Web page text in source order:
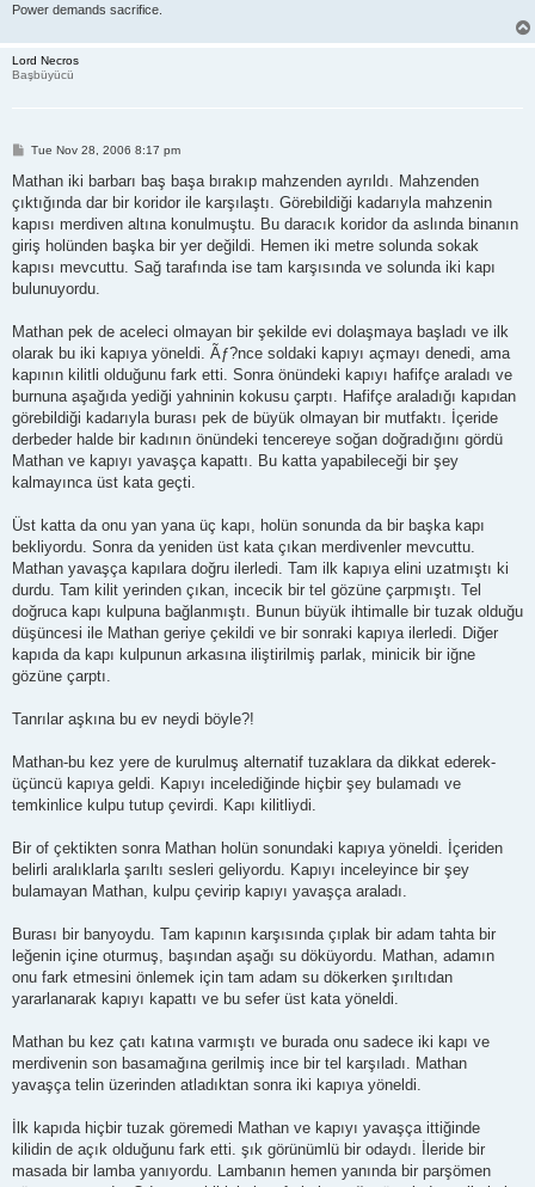
Power demands sacrifice.
Lord Necros
Başbüyücü
P
s
Tue Nov 28, 2006 8:17 pm
Mathan iki barbarı baş başa bırakıp mahzenden ayrıldı. Mahzenden
çıktığında dar bir koridor ile karşılaştı. Görebildiği kadarıyla mahzenin
kapısı merdiven altına konulmuştu. Bu daracık koridor da aslında binanın
giriş holünden başka bir yer değildi. Hemen iki metre solunda sokak
kapısı mevcuttu. Sağ tarafında ise tam karşısında ve solunda iki kapı
bulunuyordu.
Mathan pek de aceleci olmayan bir şekilde evi dolaşmaya başladı ve ilk
olarak bu iki kapıya yöneldi. Ãƒ?nce soldaki kapıyı açmayı denedi, ama
kapının kilitli olduğunu fark etti. Sonra önündeki kapıyı hafifçe araladı ve
burnuna aşağıda yediği yahninin kokusu çarptı. Hafifçe araladığı kapıdan
görebildiği kadarıyla burası pek de büyük olmayan bir mutfaktı. İçeride
derbeder halde bir kadının önündeki tencereye soğan doğradığını gördü
Mathan ve kapıyı yavaşça kapattı. Bu katta yapabileceği bir şey
kalmayınca üst kata geçti.
Üst katta da onu yan yana üç kapı, holün sonunda da bir başka kapı
bekliyordu. Sonra da yeniden üst kata çıkan merdivenler mevcuttu.
Mathan yavaşça kapılara doğru ilerledi. Tam ilk kapıya elini uzatmıştı ki
durdu. Tam kilit yerinden çıkan, incecik bir tel gözüne çarpmıştı. Tel
doğruca kapı kulpuna bağlanmıştı. Bunun büyük ihtimalle bir tuzak olduğu
düşüncesi ile Mathan geriye çekildi ve bir sonraki kapıya ilerledi. Diğer
kapıda da kapı kulpunun arkasına iliştirilmiş parlak, minicik bir iğne
gözüne çarptı.
Tanrılar aşkına bu ev neydi böyle?!
Mathan-bu kez yere de kurulmuş alternatif tuzaklara da dikkat ederek-
üçüncü kapıya geldi. Kapıyı incelediğinde hiçbir şey bulamadı ve
temkinlice kulpu tutup çevirdi. Kapı kilitliydi.
Bir of çektikten sonra Mathan holün sonundaki kapıya yöneldi. İçeriden
belirli aralıklarla şarıltı sesleri geliyordu. Kapıyı inceleyince bir şey
bulamayan Mathan, kulpu çevirip kapıyı yavaşça araladı.
Burası bir banyoydu. Tam kapının karşısında çıplak bir adam tahta bir
leğenin içine oturmuş, başından aşağı su döküyordu. Mathan, adamın
onu fark etmesini önlemek için tam adam su dökerken şırıltıdan
yararlanarak kapıyı kapattı ve bu sefer üst kata yöneldi.
Mathan bu kez çatı katına varmıştı ve burada onu sadece iki kapı ve
merdivenin son basamağına gerilmiş ince bir tel karşıladı. Mathan
yavaşça telin üzerinden atladıktan sonra iki kapıya yöneldi.
İlk kapıda hiçbir tuzak göremedi Mathan ve kapıyı yavaşça ittiğinde
kilidin de açık olduğunu fark etti. şık görünümlü bir odaydı. İleride bir
masada bir lamba yanıyordu. Lambanın hemen yanında bir parşömen